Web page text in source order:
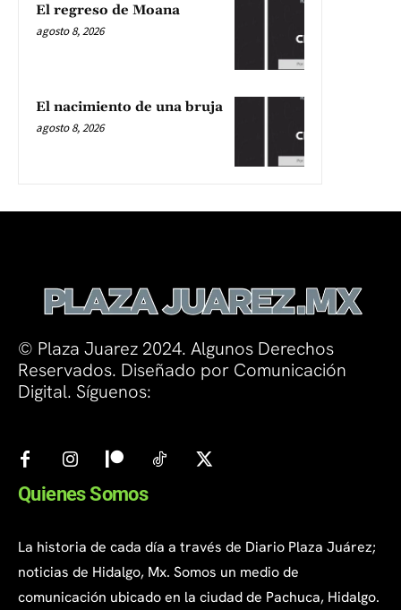
El regreso de Moana
agosto 8, 2026
El nacimiento de una bruja
agosto 8, 2026
© Plaza Juarez 2024. Algunos Derechos
Reservados. Diseñado por Comunicación
Digital. Síguenos:
Quienes Somos
La historia de cada día a través de Diario Plaza Juárez;
noticias de Hidalgo, Mx. Somos un medio de
comunicación ubicado en la ciudad de Pachuca, Hidalgo.